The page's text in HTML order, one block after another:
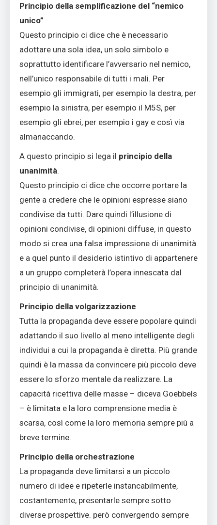
Principio della semplificazione del “nemico
unico”
Questo principio ci dice che è necessario
adottare una sola idea, un solo simbolo e
soprattutto identificare l’avversario nel nemico,
nell’unico responsabile di tutti i mali. Per
esempio gli immigrati, per esempio la destra, per
esempio la sinistra, per esempio il M5S, per
esempio gli ebrei, per esempio i gay e così via
almanaccando.
A questo principio si lega il principio della
unanimità.
Questo principio ci dice che occorre portare la
gente a credere che le opinioni espresse siano
condivise da tutti. Dare quindi l’illusione di
opinioni condivise, di opinioni diffuse, in questo
modo si crea una falsa impressione di unanimità
e a quel punto il desiderio istintivo di appartenere
a un gruppo completerà l’opera innescata dal
principio di unanimità.
Principio della volgarizzazione
Tutta la propaganda deve essere popolare quindi
adattando il suo livello al meno intelligente degli
individui a cui la propaganda è diretta. Più grande
quindi è la massa da convincere più piccolo deve
essere lo sforzo mentale da realizzare. La
capacità ricettiva delle masse – diceva Goebbels
– è limitata e la loro comprensione media è
scarsa, così come la loro memoria sempre più a
breve termine.
Principio della orchestrazione
La propaganda deve limitarsi a un piccolo
numero di idee e ripeterle instancabilmente,
costantemente, presentarle sempre sotto
diverse prospettive. però convergendo sempre